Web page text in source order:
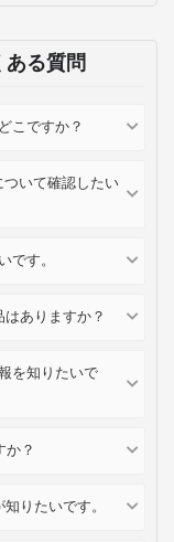
る質問
こですか？
ついて確認したい
です。
ありますか？
を知りたいで
か？
りたいです。